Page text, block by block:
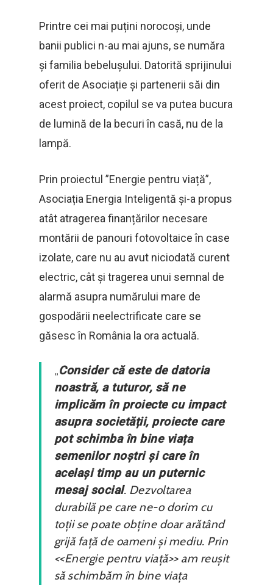
Printre cei mai puțini norocoși, unde
banii publici n-au mai ajuns, se număra
și familia bebelușului. Datorită sprijinului
oferit de Asociație și partenerii săi din
acest proiect, copilul se va putea bucura
de lumină de la becuri în casă, nu de la
lampă.
Prin proiectul ”Energie pentru viață”,
Asociația Energia Inteligentă și-a propus
atât atragerea finanțărilor necesare
montării de panouri fotovoltaice în case
izolate, care nu au avut niciodată curent
electric, cât și tragerea unui semnal de
alarmă asupra numărului mare de
gospodării neelectrificate care se
găsesc în România la ora actuală.
„Consider că este de datoria
noastră, a tuturor, să ne
implicăm în proiecte cu impact
asupra societății, proiecte care
pot schimba în bine viața
semenilor noștri și care în
același timp au un puternic
mesaj social. Dezvoltarea
durabilă pe care ne-o dorim cu
toții se poate obține doar arătând
grijă față de oameni și mediu. Prin
<<Energie pentru viață>> am reușit
să schimbăm în bine viața